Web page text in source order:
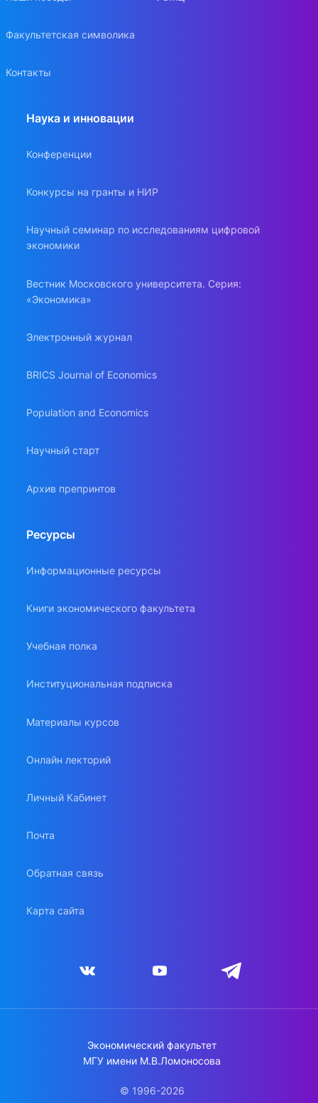
Факультетская символика
Контакты
Наука и инновации
Конференции
Конкурсы на гранты и НИР
Научный семинар по исследованиям цифровой
экономики
Вестник Московского университета. Серия:
«Экономика»
Электронный журнал
BRICS Journal of Economics
Population and Economics
Научный старт
Архив препринтов
Ресурсы
Информационные ресурсы
Книги экономического факультета
Учебная полка
Институциональная подписка
Материалы курсов
Онлайн лекторий
Личный Кабинет
Почта
Обратная связь
Карта сайта
Экономический факультет
МГУ имени М.В.Ломоносова
© 1996-2026